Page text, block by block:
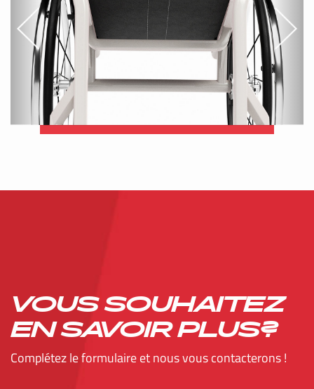
VOUS SOUHAITEZ
EN SAVOIR PLUS?
Complétez le formulaire et nous vous contacterons !